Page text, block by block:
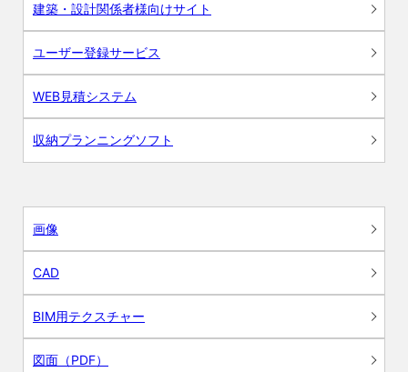
建築・設計関係者様向けサイト
ユーザー登録サービス
WEB見積システム
収納プランニングソフト
画像
CAD
BIM用テクスチャー
図面（PDF）